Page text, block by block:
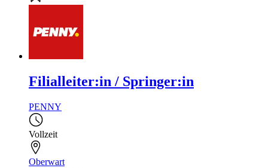
Filialleiter:in / Springer:in
PENNY
Vollzeit
Oberwart